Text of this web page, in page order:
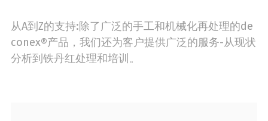
从A到Z的支持:除了广泛的手工和机械化再处理的de
conex®产品，我们还为客户提供广泛的服务-从现状
分析到铁丹红处理和培训。